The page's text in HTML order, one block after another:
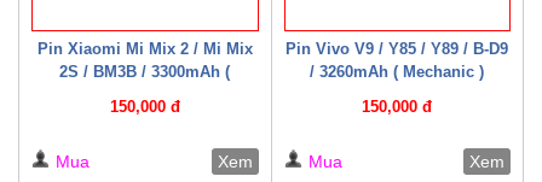
Pin Xiaomi Mi Mix 2 / Mi Mix
2S / BM3B / 3300mAh (
150,000 đ
Mua Xem
Pin Vivo V9 / Y85 / Y89 / B-D9
/ 3260mAh ( Mechanic )
150,000 đ
Mua Xem